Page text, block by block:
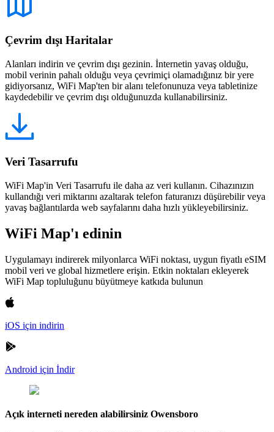
Çevrim dışı Haritalar
Alanları indirin ve çevrim dışı gezinin. İnternetin yavaş olduğu,
mobil verinin pahalı olduğu veya çevrimiçi olamadığınız bir yere
gidiyorsanız, WiFi Map'ten bir alanı telefonunuza veya tabletinize
kaydedebilir ve çevrim dışı olduğunuzda kullanabilirsiniz.
Veri Tasarrufu
WiFi Map'in Veri Tasarrufu ile daha az veri kullanın. Cihazınızın
kullandığı veri miktarını azaltarak telefon faturanızı düşürebilir veya
yavaş bağlantılarda web sayfalarını daha hızlı yükleyebilirsiniz.
WiFi Map'ı edinin
Uygulamayı indirerek milyonlarca WiFi noktası, uygun fiyatlı eSIM
mobil veri ve global hizmetlere erişin. Etkin noktaları ekleyerek
WiFi Map topluluğunu büyütmeye katkıda bulunun
iOS için indirin
Android için İndir
Açık interneti nereden alabilirsiniz Owensboro